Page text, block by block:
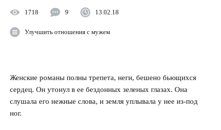
1718 9 13.02.18
Улучшить отношения с мужем
Женские романы полны трепета, неги, бешено бьющихся
сердец. Он утонул в ее бездонных зеленых глазах. Она
слушала его нежные слова, и земля уплывала у нее из-под
ног.
Развод
Кинозал